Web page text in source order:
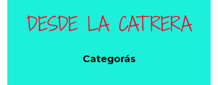
Categorás